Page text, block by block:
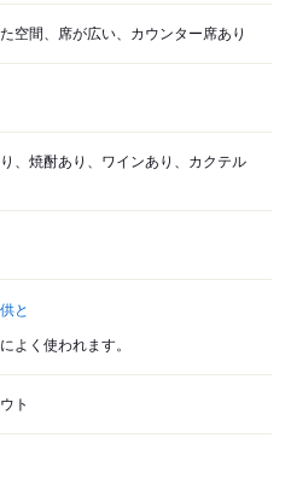
空間、席が広い、カウンター席あり
、焼酎あり、ワインあり、カクテル
と
よく使われます。
ト